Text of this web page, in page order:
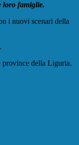
loro famiglie.
i nuovi scenari della
province della Liguria.